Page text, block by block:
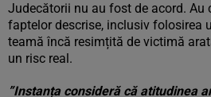
Judecătorii nu au fost de acord. Au
faptelor descrise, inclusiv folosirea
teamă încă resimțită de victimă
un risc real.
”Instanța consideră că atitudinea